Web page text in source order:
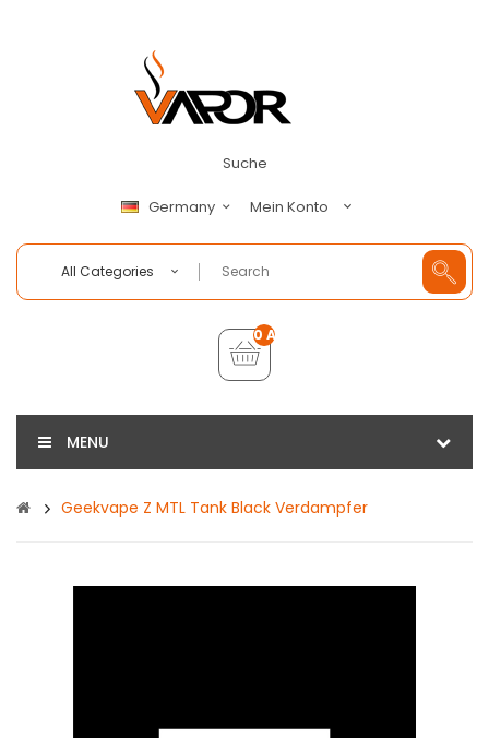
Suche
Germany Mein Konto
All Categories
0 Artikel - €0,00
MENU
Geekvape Z MTL Tank Black Verdampfer